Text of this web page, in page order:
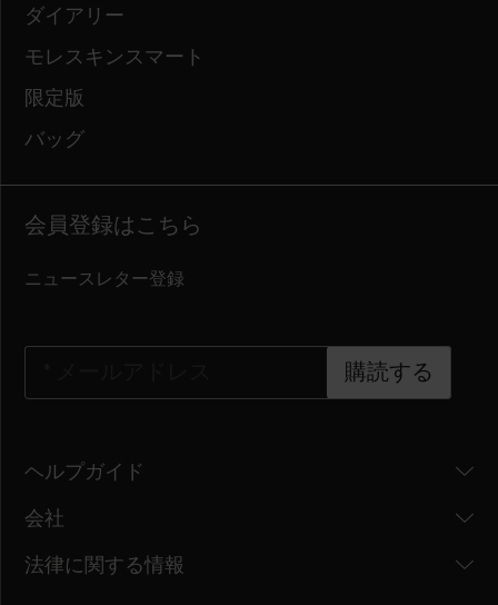
ダイアリー
モレスキンスマート
限定版
バッグ
会員登録はこちら
ニュースレター登録
購読する
ヘルプガイド
会社
法律に関する情報